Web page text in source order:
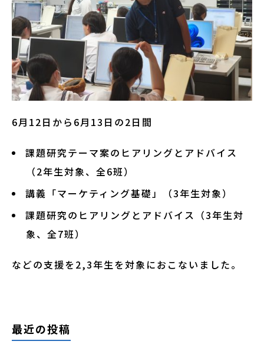
6月12日から6月13日の2日間
課題研究テーマ案のヒアリングとアドバイス
（2年生対象、全6班）
講義「マーケティング基礎」（3年生対象）
課題研究のヒアリングとアドバイス（3年生対
象、全7班）
などの支援を2,3年生を対象におこないました。
最近の投稿